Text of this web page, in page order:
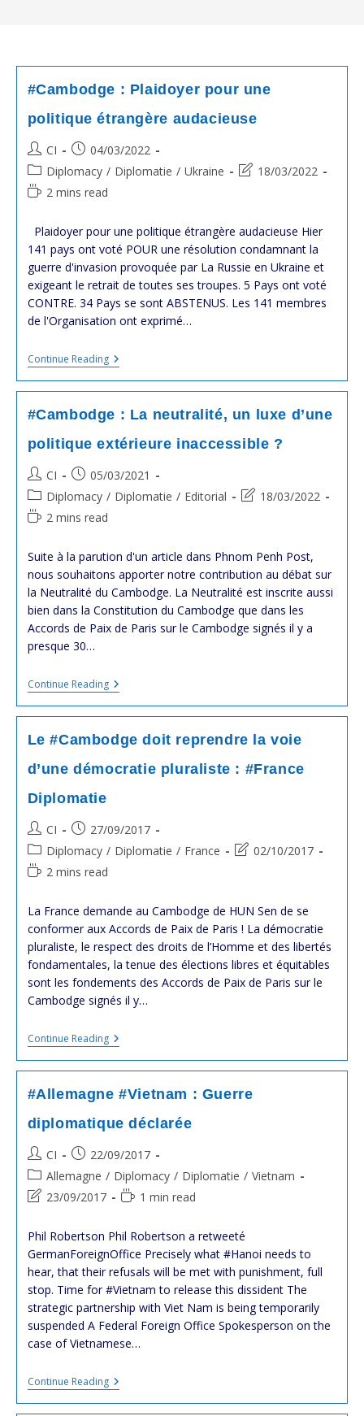
#Cambodge : Plaidoyer pour une
politique étrangère audacieuse
Post
author:
CI
Post
published:
04/03/2022
Post
category:
Diplomacy / Diplomatie / Ukraine
Post18/03/2022
Reading2 mins read
Plaidoyer pour une politique étrangère audacieuse Hier
141 pays ont voté POUR une résolution condamnant la
guerre d'invasion provoquée par La Russie en Ukraine et
exigeant le retrait de toutes ses troupes. 5 Pays ont voté
CONTRE. 34 Pays se sont ABSTENUS. Les 141 membres
de l'Organisation ont exprimé…
Continue Reading#Cambodge
:
Plaidoyer
Une
Politique
Étrangère
Audacieuse
#Cambodge : La neutralité, un luxe d’une
politique extérieure inaccessible ?
Post
author:
CI
Post
published:
05/03/2021
Post
category:
Diplomacy / Diplomatie / Editorial
Post18/03/2022
Reading2 mins read
Suite à la parution d'un article dans Phnom Penh Post,
nous souhaitons apporter notre contribution au débat sur
la Neutralité du Cambodge. La Neutralité est inscrite aussi
bien dans la Constitution du Cambodge que dans les
Accords de Paix de Paris sur le Cambodge signés il y a
presque 30…
Continue Reading#Cambodge
:
La
Un
Luxe
D’une
Politique
Le #Cambodge doit reprendre la voie
d’une démocratie pluraliste : #France
Diplomatie
Post
author:
CI
Post
published:
27/09/2017
Post
category:
Diplomacy / Diplomatie / France
Post02/10/2017
Reading2 mins read
La France demande au Cambodge de HUN Sen de se
conformer aux Accords de Paix de Paris ! La démocratie
pluraliste, le respect des droits de l’Homme et des libertés
fondamentales, la tenue des élections libres et équitables
sont les fondements des Accords de Paix de Paris sur le
Cambodge signés il y…
Continue ReadingLe
#Cambodge
Doit
La
Voie
D’une
Démocratie
:
#France
Diplomatie
#Allemagne #Vietnam : Guerre
diplomatique déclarée
Post
author:
CI
Post
published:
22/09/2017
Post
category:
Allemagne / Diplomacy / Diplomatie / Vietnam
Post
modified:
23/09/2017
Reading1 min read
Phil Robertson‏ Phil Robertson a retweeté
GermanForeignOffice Precisely what #Hanoi needs to
hear, that their refusals will be met with punishment, full
stop. Time for #Vietnam to release this dissident The
strategic partnership with Viet Nam is being temporarily
suspended A Federal Foreign Office Spokesperson on the
case of Vietnamese…
Continue Reading#Allemagne
#Vietnam
: